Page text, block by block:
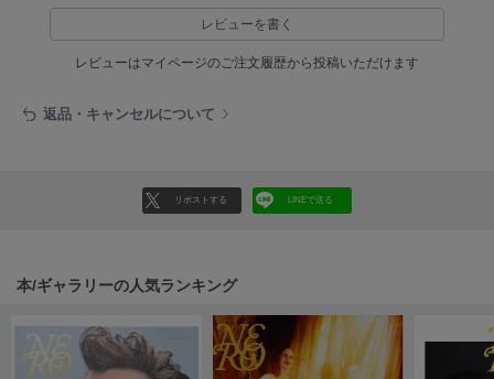
へノン
HOKA ONEONE
レビューを書く
レビューはマイページのご注文履歴から投稿いただけます
返品・キャンセルについて
リポストする LINEで送る
本/ギャラリーの人気ランキング